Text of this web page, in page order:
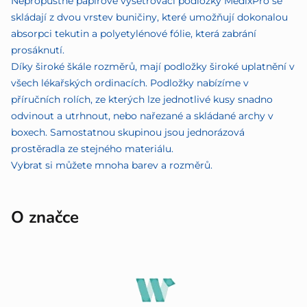
skládají z dvou vrstev buničiny, které umožňují dokonalou
absorpci tekutin a polyetylénové fólie, která zabrání
prosáknutí.
Díky široké škále rozměrů, mají podložky široké uplatnění v
všech lékařských ordinacích. Podložky nabízíme v
příručních rolích, ze kterých lze jednotlivé kusy snadno
odvinout a utrhnout, nebo nařezané a skládané archy v
boxech. Samostatnou skupinou jsou jednorázová
prostěradla ze stejného materiálu.
Vybrat si můžete mnoha barev a rozměrů.
O značce